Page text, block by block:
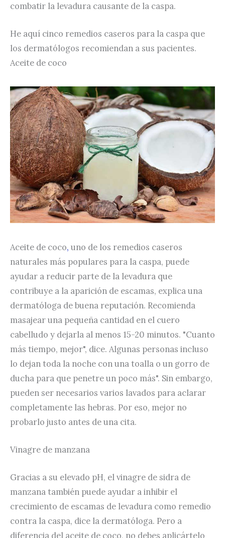
combatir la levadura causante de la caspa.
He aquí cinco remedios caseros para la caspa que
los dermatólogos recomiendan a sus pacientes.
Aceite de coco
Aceite de coco, uno de los remedios caseros
naturales más populares para la caspa, puede
ayudar a reducir parte de la levadura que
contribuye a la aparición de escamas, explica una
dermatóloga de buena reputación. Recomienda
masajear una pequeña cantidad en el cuero
cabelludo y dejarla al menos 15-20 minutos. "Cuanto
más tiempo, mejor", dice. Algunas personas incluso
lo dejan toda la noche con una toalla o un gorro de
ducha para que penetre un poco más". Sin embargo,
pueden ser necesarios varios lavados para aclarar
completamente las hebras. Por eso, mejor no
probarlo justo antes de una cita.
Vinagre de manzana
Gracias a su elevado pH, el vinagre de sidra de
manzana también puede ayudar a inhibir el
crecimiento de escamas de levadura como remedio
contra la caspa, dice la dermatóloga. Pero a
diferencia del aceite de coco, no debes aplicártelo